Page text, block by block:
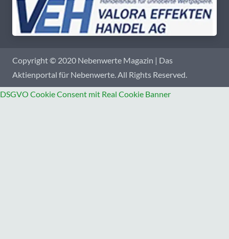
Copyright © 2020 Nebenwerte Magazin | Das
Aktienportal für Nebenwerte. All Rights Reserved.
DSGVO Cookie Consent mit Real Cookie Banner